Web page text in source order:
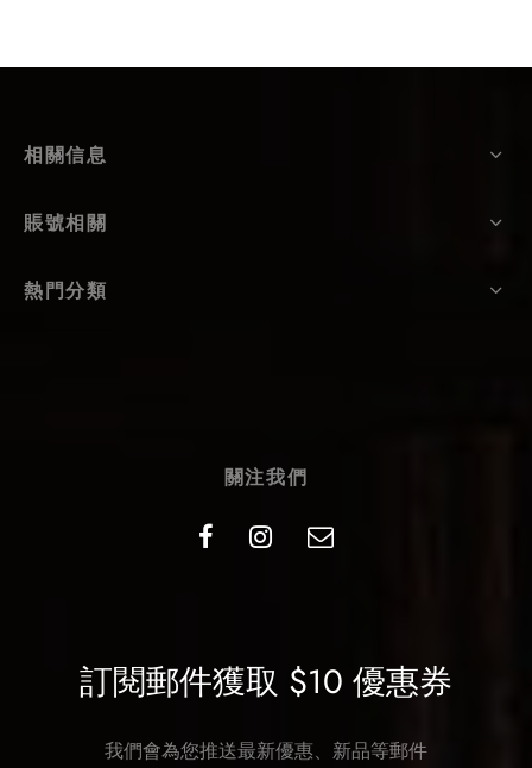
相關信息
賬號相關
熱門分類
關注我們
訂閱郵件獲取 $10 優惠券
我們會為您推送最新優惠、新品等郵件